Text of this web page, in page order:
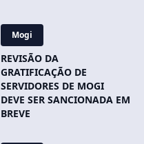
Mogi
REVISÃO DA
GRATIFICAÇÃO DE
SERVIDORES DE MOGI
DEVE SER SANCIONADA EM
BREVE